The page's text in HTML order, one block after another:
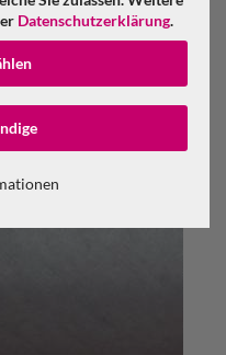
Datenschutzerklärung.
Konto erstellen
breit